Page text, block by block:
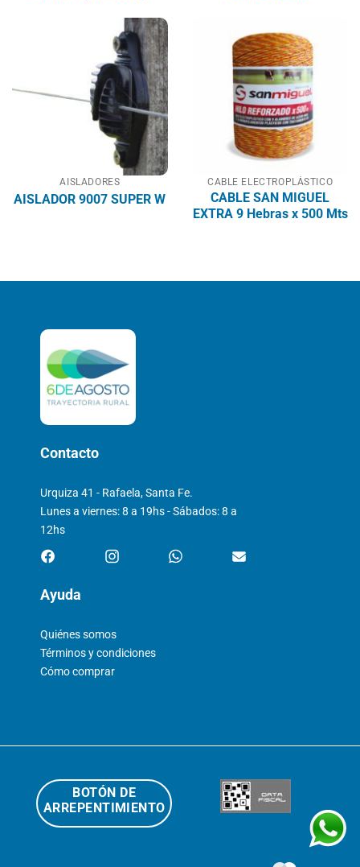
AISLADORES
AISLADOR 9007 SUPER W
CABLE ELECTROPLÁSTICO
CABLE SAN MIGUEL
EXTRA 9 Hebras x 500 Mts
Contacto
Urquiza 41 - Rafaela, Santa Fe.
Lunes a viernes: 8 a 19hs - Sábados: 8 a
12hs
Ayuda
Quiénes somos
Términos y condiciones
Cómo comprar
BOTÓN DE
ARREPENTIMIENTO